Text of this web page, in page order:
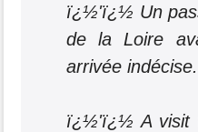
ï¿½'ï¿½ Un
de la Loire
arrivée indécise.
ï¿½'ï¿½ A visit